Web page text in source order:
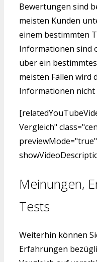
Bewertungen sind
meisten Kunden
einem bestimmten
Informationen sind
über ein
meisten Fällen wird
Informationen
Vergleich"
Meinungen,
Tests
Weiterhin können
Erfahrungen